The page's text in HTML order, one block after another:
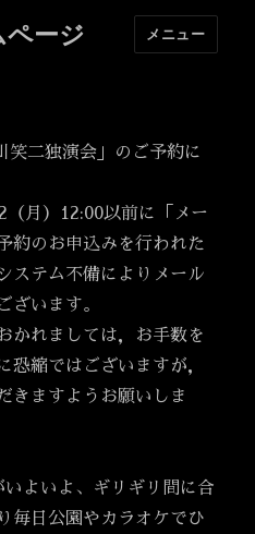
ページ メニュー
二独演会」のご予約に
月）12:00以前に「メー
約のお申込みを行われた
ステム不備によりメール
ざいます。
かれましては，お手数を
恐縮ではございますが，
きますようお願いしま
よいよ、ギリギリ間に合
毎日公園やカラオケでひ